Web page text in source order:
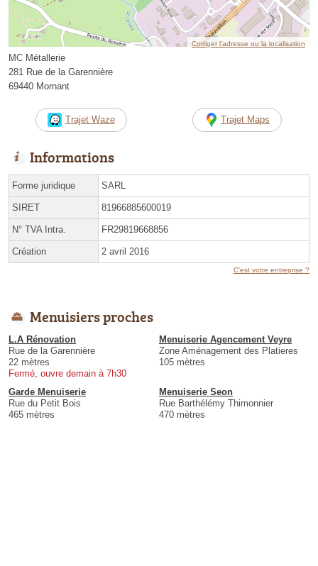
Corriger l’adresse ou la localisation
MC Métallerie
281 Rue de la Garennière
69440 Mornant
Trajet Waze Trajet Maps
Informations
Forme juridique SARL
SIRET 81966885600019
N° TVA Intra. FR29819668856
Création 2 avril 2016
C'est votre entreprise ?
Menuisiers proches
L.A Rénovation
Rue de la Garennière
22 mètres
Fermé, ouvre demain à 7h30
Menuiserie Agencement Veyre
Zone Aménagement des Platieres
105 mètres
Garde Menuiserie
Rue du Petit Bois
465 mètres
Menuiserie Seon
Rue Barthélémy Thimonnier
470 mètres